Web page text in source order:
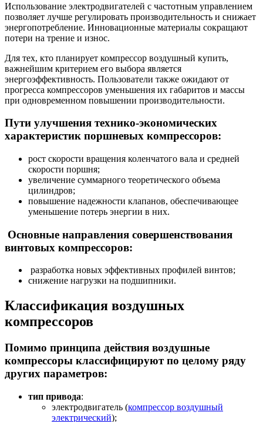
Использование электродвигателей с частотным управлением
позволяет лучше регулировать производительность и снижает
энергопотребление. Инновационные материалы сокращают
потери на трение и износ.
Для тех, кто планирует компрессор воздушный купить,
важнейшим критерием его выбора является
энергоэффективность. Пользователи также ожидают от
прогресса компрессоров уменьшения их габаритов и массы
при одновременном повышении производительности.
Пути улучшения технико-экономических
характеристик поршневых компрессоров:
рост скорости вращения коленчатого вала и средней
скорости поршня;
увеличение суммарного теоретического объема
цилиндров;
повышение надежности клапанов, обеспечивающее
уменьшение потерь энергии в них.
Основные направления совершенствования
винтовых компрессоров:
разработка новых эффективных профилей винтов;
снижение нагрузки на подшипники.
Классификация воздушных
компрессоров
Помимо принципа действия воздушные
компрессоры классифицируют по целому ряду
других параметров:
тип привода:
электродвигатель (компрессор воздушный
электрический);